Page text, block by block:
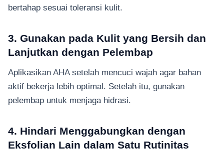
bertahap sesuai toleransi kulit.
3. Gunakan pada Kulit yang Bersih dan
Lanjutkan dengan Pelembap
Aplikasikan AHA setelah mencuci wajah agar bahan
aktif bekerja lebih optimal. Setelah itu, gunakan
pelembap untuk menjaga hidrasi.
4. Hindari Menggabungkan dengan
Eksfolian Lain dalam Satu Rutinitas